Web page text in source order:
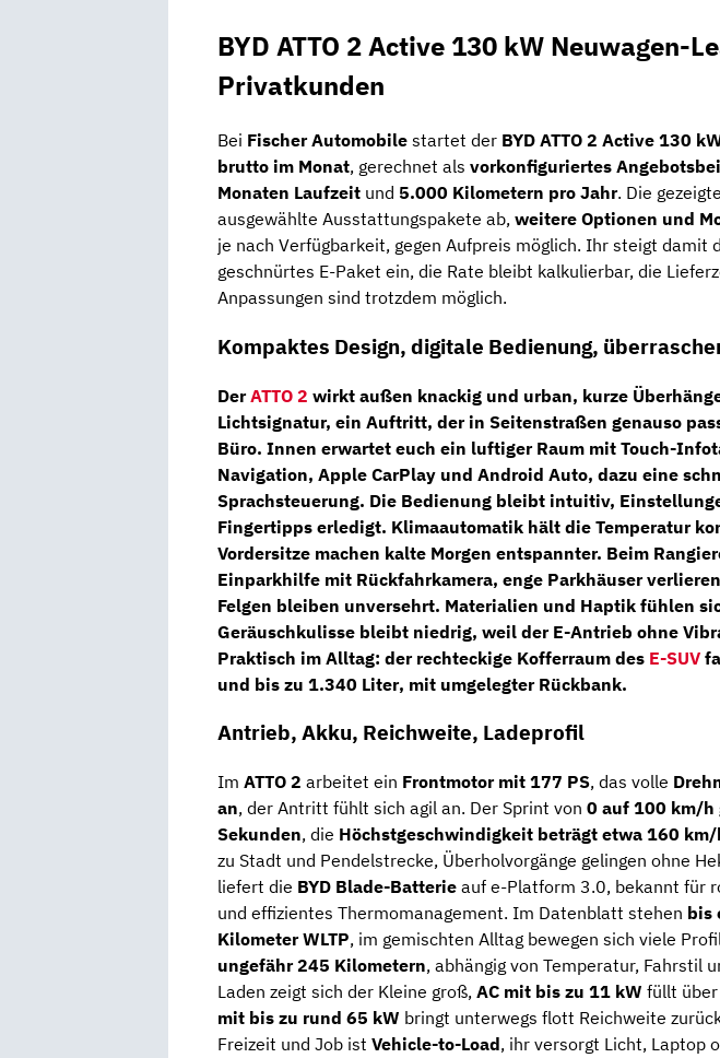
BYD ATTO 2 Active 130 kW Neuwagen-
Privatkunden
Bei Fischer Automobile startet der BYD ATTO 2 Active 130
brutto im Monat, gerechnet als vorkonfiguriertes
Monaten Laufzeit und 5.000 Kilometern pro Jahr. Die
ausgewählte Ausstattungspakete ab, weitere Optionen und
je nach Verfügbarkeit, gegen Aufpreis möglich. Ihr steigt damit
geschnürtes E-Paket ein, die Rate bleibt kalkulierbar, die
Anpassungen sind trotzdem möglich.
Kompaktes Design, digitale Bedienung,
DerATTO 2 wirkt außen knackig und urban, kurze
Lichtsignatur, ein Auftritt, der in Seitenstraßen genauso
Büro. Innen erwartet euch ein luftiger Raum mit Touch-
Navigation, Apple CarPlay und Android Auto, dazu eine
Sprachsteuerung. Die Bedienung bleibt intuitiv,
Fingertipps erledigt. Klimaautomatik hält die Temperatur
Vordersitze machen kalte Morgen entspannter. Beim
Einparkhilfe mit Rückfahrkamera, enge Parkhäuser
Felgen bleiben unversehrt. Materialien und Haptik fühlen
Geräuschkulisse bleibt niedrig, weil der E-Antrieb ohne
Praktisch im Alltag: der rechteckige Kofferraum des E-SUV
und bis zu 1.340 Liter, mit umgelegter Rückbank.
Antrieb, Akku, Reichweite, Ladeprofil
Im ATTO 2 arbeitet ein Frontmotor mit 177 PS, das volle
an, der Antritt fühlt sich agil an. Der Sprint von 0 auf 100 km/
Sekunden, die Höchstgeschwindigkeit beträgt etwa 160 km/
zu Stadt und Pendelstrecke, Überholvorgänge gelingen ohne
liefert die BYD Blade-Batterie auf e-Platform 3.0, bekannt für
und effizientes Thermomanagement. Im Datenblatt stehen bis
Kilometer WLTP, im gemischten Alltag bewegen sich viele
ungefähr 245 Kilometern, abhängig von Temperatur, Fahrstil
Laden zeigt sich der Kleine groß, AC mit bis zu 11 kW füllt
mit bis zu rund 65 kW bringt unterwegs flott Reichweite
Freizeit und Job ist Vehicle-to-Load, ihr versorgt Licht, Laptop